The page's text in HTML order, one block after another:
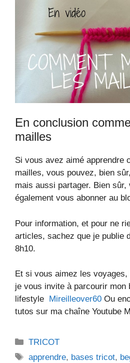
En conclusion
mailles
Si vous avez aimé apprendre
mailles, vous pouvez, bien
mais aussi partager. Bien sûr,
également vous abonner au
Pour information, et pour ne
articles, sachez que je publie
8h10.
Et si vous aimez les
je vous invite à parcourir mon
lifestyle
Mireilleover60 Ou
tutos sur ma chaîne Youtube
Catégories
TRICOT
Étiquettes
apprendre, bases tricot,